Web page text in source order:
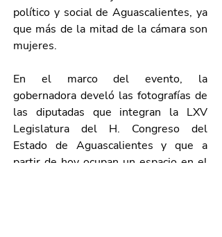
político y social de Aguascalientes, ya
que más de la mitad de la cámara son
mujeres.
En el marco del evento, la
gobernadora develó las fotografías de
las diputadas que integran la LXV
Legislatura del H. Congreso del
Estado de Aguascalientes y que a
partir de hoy ocupan un espacio en el